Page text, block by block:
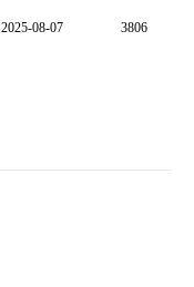
2025-08-07 3806